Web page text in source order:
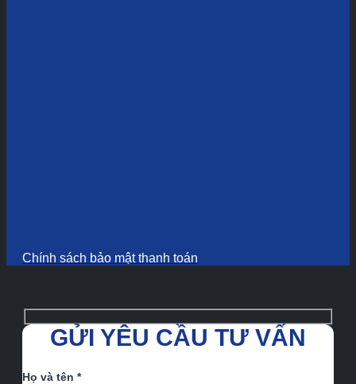
Chính sách bảo mật thanh toán
GỬI YÊU CẦU TƯ VẤN
Họ và tên *